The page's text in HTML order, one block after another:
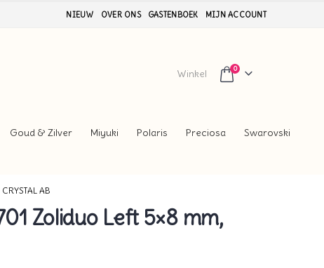
NIEUW OVER ONS GASTENBOEK MIJN ACCOUNT
Winkel 0
Goud & Zilver Miyuki Polaris Preciosa Swarovski
AB
Zoliduo Left 5×8 mm,